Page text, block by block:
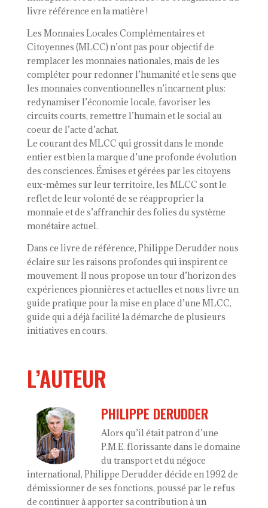
livre référence en la matière !
Les Monnaies Locales Complémentaires et
Citoyennes (MLCC) n’ont pas pour objectif de
remplacer les monnaies nationales, mais de les
compléter pour redonner l’humanité et le sens que
les monnaies conventionnelles n’incarnent plus:
redynamiser l’économie locale, favoriser les
circuits courts, remettre l’humain et le social au
coeur de l’acte d’achat.
Le courant des MLCC qui grossit dans le monde
entier est bien la marque d’une profonde évolution
des consciences. Émises et gérées par les citoyens
eux-mêmes sur leur territoire, les MLCC sont le
reflet de leur volonté de se réapproprier la
monnaie et de s’affranchir des folies du système
monétaire actuel.
Dans ce livre de référence, Philippe Derudder nous
éclaire sur les raisons profondes qui inspirent ce
mouvement. Il nous propose un tour d’horizon des
expériences pionnières et actuelles et nous livre un
guide pratique pour la mise en place d’une MLCC,
guide qui a déjà facilité la démarche de plusieurs
initiatives en cours.
L’AUTEUR
PHILIPPE DERUDDER
Alors qu’il était patron d’une
P.M.E. florissante dans le domaine
du transport et du négoce
international, Philippe Derudder décide en 1992 de
démissionner de ses fonctions, poussé par le refus
de continuer à apporter sa contribution à un